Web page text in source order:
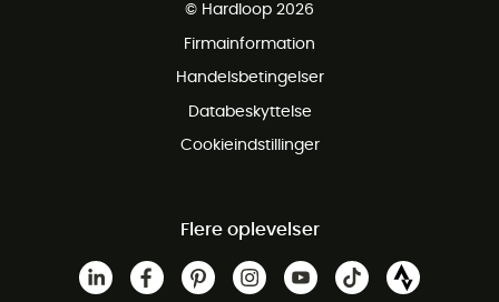
Gratis retur inden for 100 dage
© Hardloop 2026
Firmainformation
Handelsbetingelser
Databeskyttelse
Cookieindstillinger
Flere oplevelser